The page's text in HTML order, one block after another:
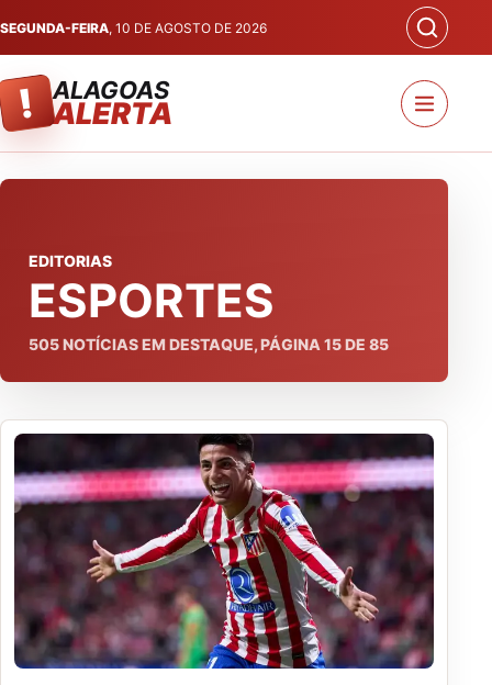
SEGUNDA-FEIRA, 10 DE AGOSTO DE 2026
! ALAGOAS
ALERTA
EDITORIAS
ESPORTES
505NOTÍCIAS EM DESTAQUE, PÁGINA 15DE 85